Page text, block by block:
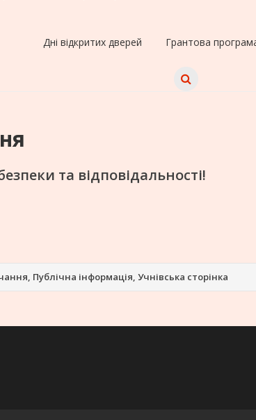
Дні відкритих дверей Грантова
та відповідальності!
, Публічна інформація, Учнівська сторінка